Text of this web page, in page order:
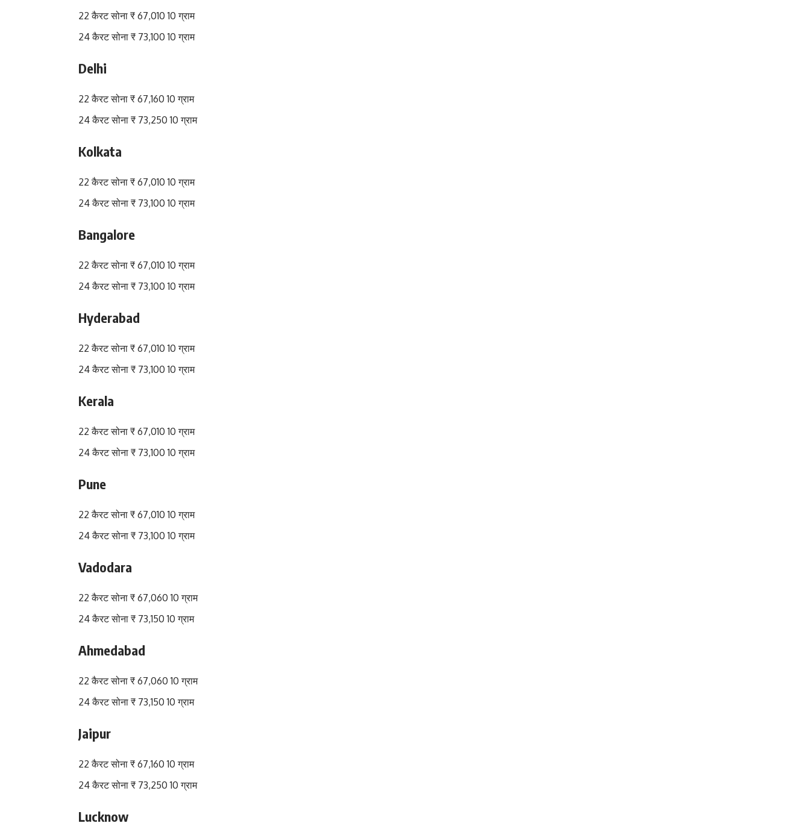
22 कैरट सोना ₹ 67,010 10 ग्राम
24 कैरट सोना ₹ 73,100 10 ग्राम
Delhi
22 कैरट सोना ₹ 67,160 10 ग्राम
24 कैरट सोना ₹ 73,250 10 ग्राम
Kolkata
22 कैरट सोना ₹ 67,010 10 ग्राम
24 कैरट सोना ₹ 73,100 10 ग्राम
Bangalore
22 कैरट सोना ₹ 67,010 10 ग्राम
24 कैरट सोना ₹ 73,100 10 ग्राम
Hyderabad
22 कैरट सोना ₹ 67,010 10 ग्राम
24 कैरट सोना ₹ 73,100 10 ग्राम
Kerala
22 कैरट सोना ₹ 67,010 10 ग्राम
24 कैरट सोना ₹ 73,100 10 ग्राम
Pune
22 कैरट सोना ₹ 67,010 10 ग्राम
24 कैरट सोना ₹ 73,100 10 ग्राम
Vadodara
22 कैरट सोना ₹ 67,060 10 ग्राम
24 कैरट सोना ₹ 73,150 10 ग्राम
Ahmedabad
22 कैरट सोना ₹ 67,060 10 ग्राम
24 कैरट सोना ₹ 73,150 10 ग्राम
Jaipur
22 कैरट सोना ₹ 67,160 10 ग्राम
24 कैरट सोना ₹ 73,250 10 ग्राम
Lucknow